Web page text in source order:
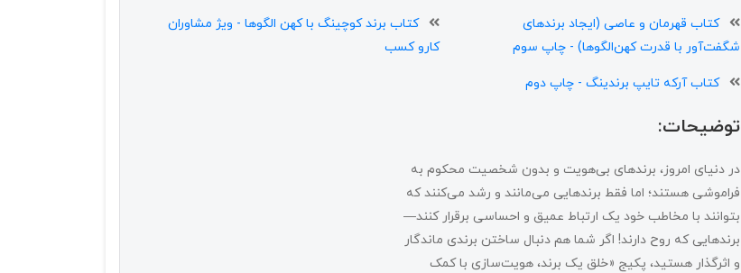
کتاب قهرمان و عاصی (ایجاد برندهای
شگفت‌آور با قدرت کهن‌الگوها) - چاپ سوم
کتاب برند کوچینگ با کهن الگوها - ویژ مشاوران
کارو کسب
کتاب آرکه تایپ برندینگ - چاپ دوم
توضیحات:
در دنیای امروز، برندهای بی‌هویت و بدون شخصیت محکوم به
فراموشی هستند؛ اما فقط برندهایی می‌مانند و رشد می‌کنند که
بتوانند با مخاطب خود یک ارتباط عمیق و احساسی برقرار کنند—
برندهایی که روح دارند! اگر شما هم دنبال ساختن برندی ماندگار
و اثرگذار هستید، پکیج «خلق یک برند، هویت‌سازی با کمک